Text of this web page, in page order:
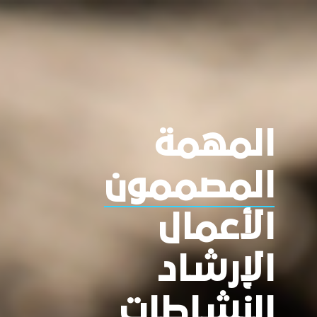
المهمة
المصممون
الأعمال
الإرشاد